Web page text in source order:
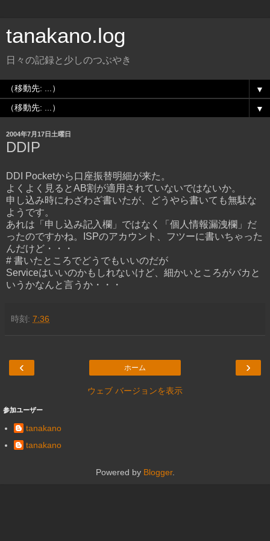
tanakano.log
日々の記録と少しのつぶやき
▼
▼
2004年7月17日土曜日
DDIP
DDI Pocketから口座振替明細が来た。
よくよく見るとAB割が適用されていないではないか。
申し込み時にわざわざ書いたが、どうやら書いても無駄な
ようです。
あれは「申し込み記入欄」ではなく「個人情報漏洩欄」だ
ったのですかね。ISPのアカウント、フツーに書いちゃった
んだけど・・・
# 書いたところでどうでもいいのだが
Serviceはいいのかもしれないけど、細かいところがバカと
いうかなんと言うか・・・
時刻: 7:36
‹ ›
ホーム
ウェブ バージョンを表示
参加ユーザー
tanakano
tanakano
Powered by Blogger.